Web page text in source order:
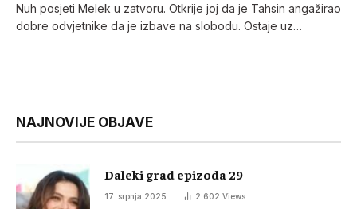
Nuh posjeti Melek u zatvoru. Otkrije joj da je Tahsin angažirao
dobre odvjetnike da je izbave na slobodu. Ostaje uz…
NAJNOVIJE OBJAVE
Daleki grad epizoda 29
17. srpnja 2025. 2.602 Views